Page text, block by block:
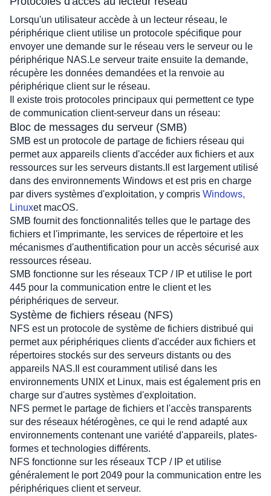
Lorsqu'un utilisateur accède à un lecteur réseau, le
périphérique client utilise un protocole spécifique pour
envoyer une demande sur le réseau vers le serveur ou le
périphérique NAS.Le serveur traite ensuite la demande,
récupère les données demandées et la renvoie au
périphérique client sur le réseau.
Il existe trois protocoles principaux qui permettent ce type
de communication client-serveur dans un réseau:
Bloc de messages du serveur (SMB)
SMB est un protocole de partage de fichiers réseau qui
permet aux appareils clients d'accéder aux fichiers et aux
ressources sur les serveurs distants.Il est largement utilisé
dans des environnements Windows et est pris en charge
par divers systèmes d'exploitation, y compris Windows,
Linuxet macOS.
SMB fournit des fonctionnalités telles que le partage des
fichiers et l'imprimante, les services de répertoire et les
mécanismes d'authentification pour un accès sécurisé aux
ressources réseau.
SMB fonctionne sur les réseaux TCP / IP et utilise le port
445 pour la communication entre le client et les
périphériques de serveur.
Système de fichiers réseau (NFS)
NFS est un protocole de système de fichiers distribué qui
permet aux périphériques clients d'accéder aux fichiers et
répertoires stockés sur des serveurs distants ou des
appareils NAS.Il est couramment utilisé dans les
environnements UNIX et Linux, mais est également pris en
charge sur d'autres systèmes d'exploitation.
NFS permet le partage de fichiers et l'accès transparents
sur des réseaux hétérogènes, ce qui le rend adapté aux
environnements contenant une variété d'appareils, plates-
formes et technologies différents.
NFS fonctionne sur les réseaux TCP / IP et utilise
généralement le port 2049 pour la communication entre les
périphériques client et serveur.